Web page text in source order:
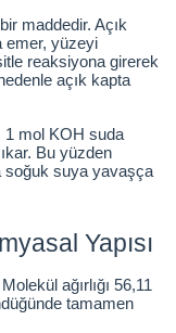
maddedir. Açık
emer, yüzeyi
reaksiyona girerek
açık kapta
1 mol KOH suda
Bu yüzden
soğuk suya yavaşça
Yapısı
ağırlığı 56,11
tamamen